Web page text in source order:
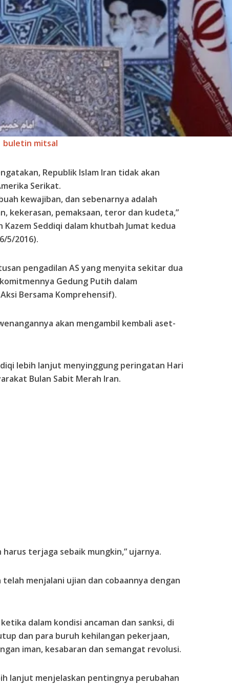
buletin mitsal
Republik Islam Iran tidak akan
Serikat.
kewajiban, dan sebenarnya adalah
kekerasan, pemaksaan, teror dan kudeta,”
Seddiqi dalam khutbah Jumat kedua
5/2016).
pengadilan AS yang menyita sekitar dua
Gedung Putih dalam
Bersama Komprehensif).
akan mengambil kembali aset-
lebih lanjut menyinggung peringatan Hari
Bulan Sabit Merah Iran.
terjaga sebaik mungkin,” ujarnya.
menjalani ujian dan cobaannya dengan
dalam kondisi ancaman dan sanksi, di
dan para buruh kehilangan pekerjaan,
iman, kesabaran dan semangat revolusi.
lanjut menjelaskan pentingnya perubahan